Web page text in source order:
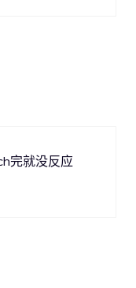
完就没反应